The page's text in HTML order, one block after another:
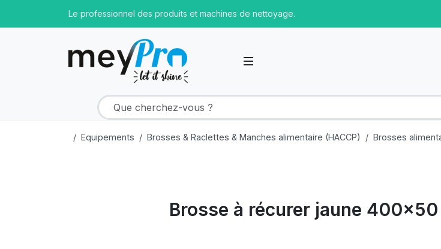
Le professionnel des produits et machines de nettoyage.
Equipements Brosses & Raclettes & Manches alimentaire (HACCP) Brosses
Brosse à récurer jaune